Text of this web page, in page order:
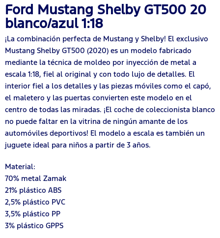
Ford Mustang Shelby GT500 20
blanco/azul 1:18
¡La combinación perfecta de Mustang y Shelby! El exclusivo
Mustang Shelby GT500 (2020) es un modelo fabricado
mediante la técnica de moldeo por inyección de metal a
escala 1:18, fiel al original y con todo lujo de detalles. El
interior fiel a los detalles y las piezas móviles como el capó,
el maletero y las puertas convierten este modelo en el
centro de todas las miradas. ¡El coche de coleccionista blanco
no puede faltar en la vitrina de ningún amante de los
automóviles deportivos! El modelo a escala es también un
juguete ideal para niños a partir de 3 años.
Material:
70% metal Zamak
21% plástico ABS
2,5% plástico PVC
3,5% plástico PP
3% plástico GPPS